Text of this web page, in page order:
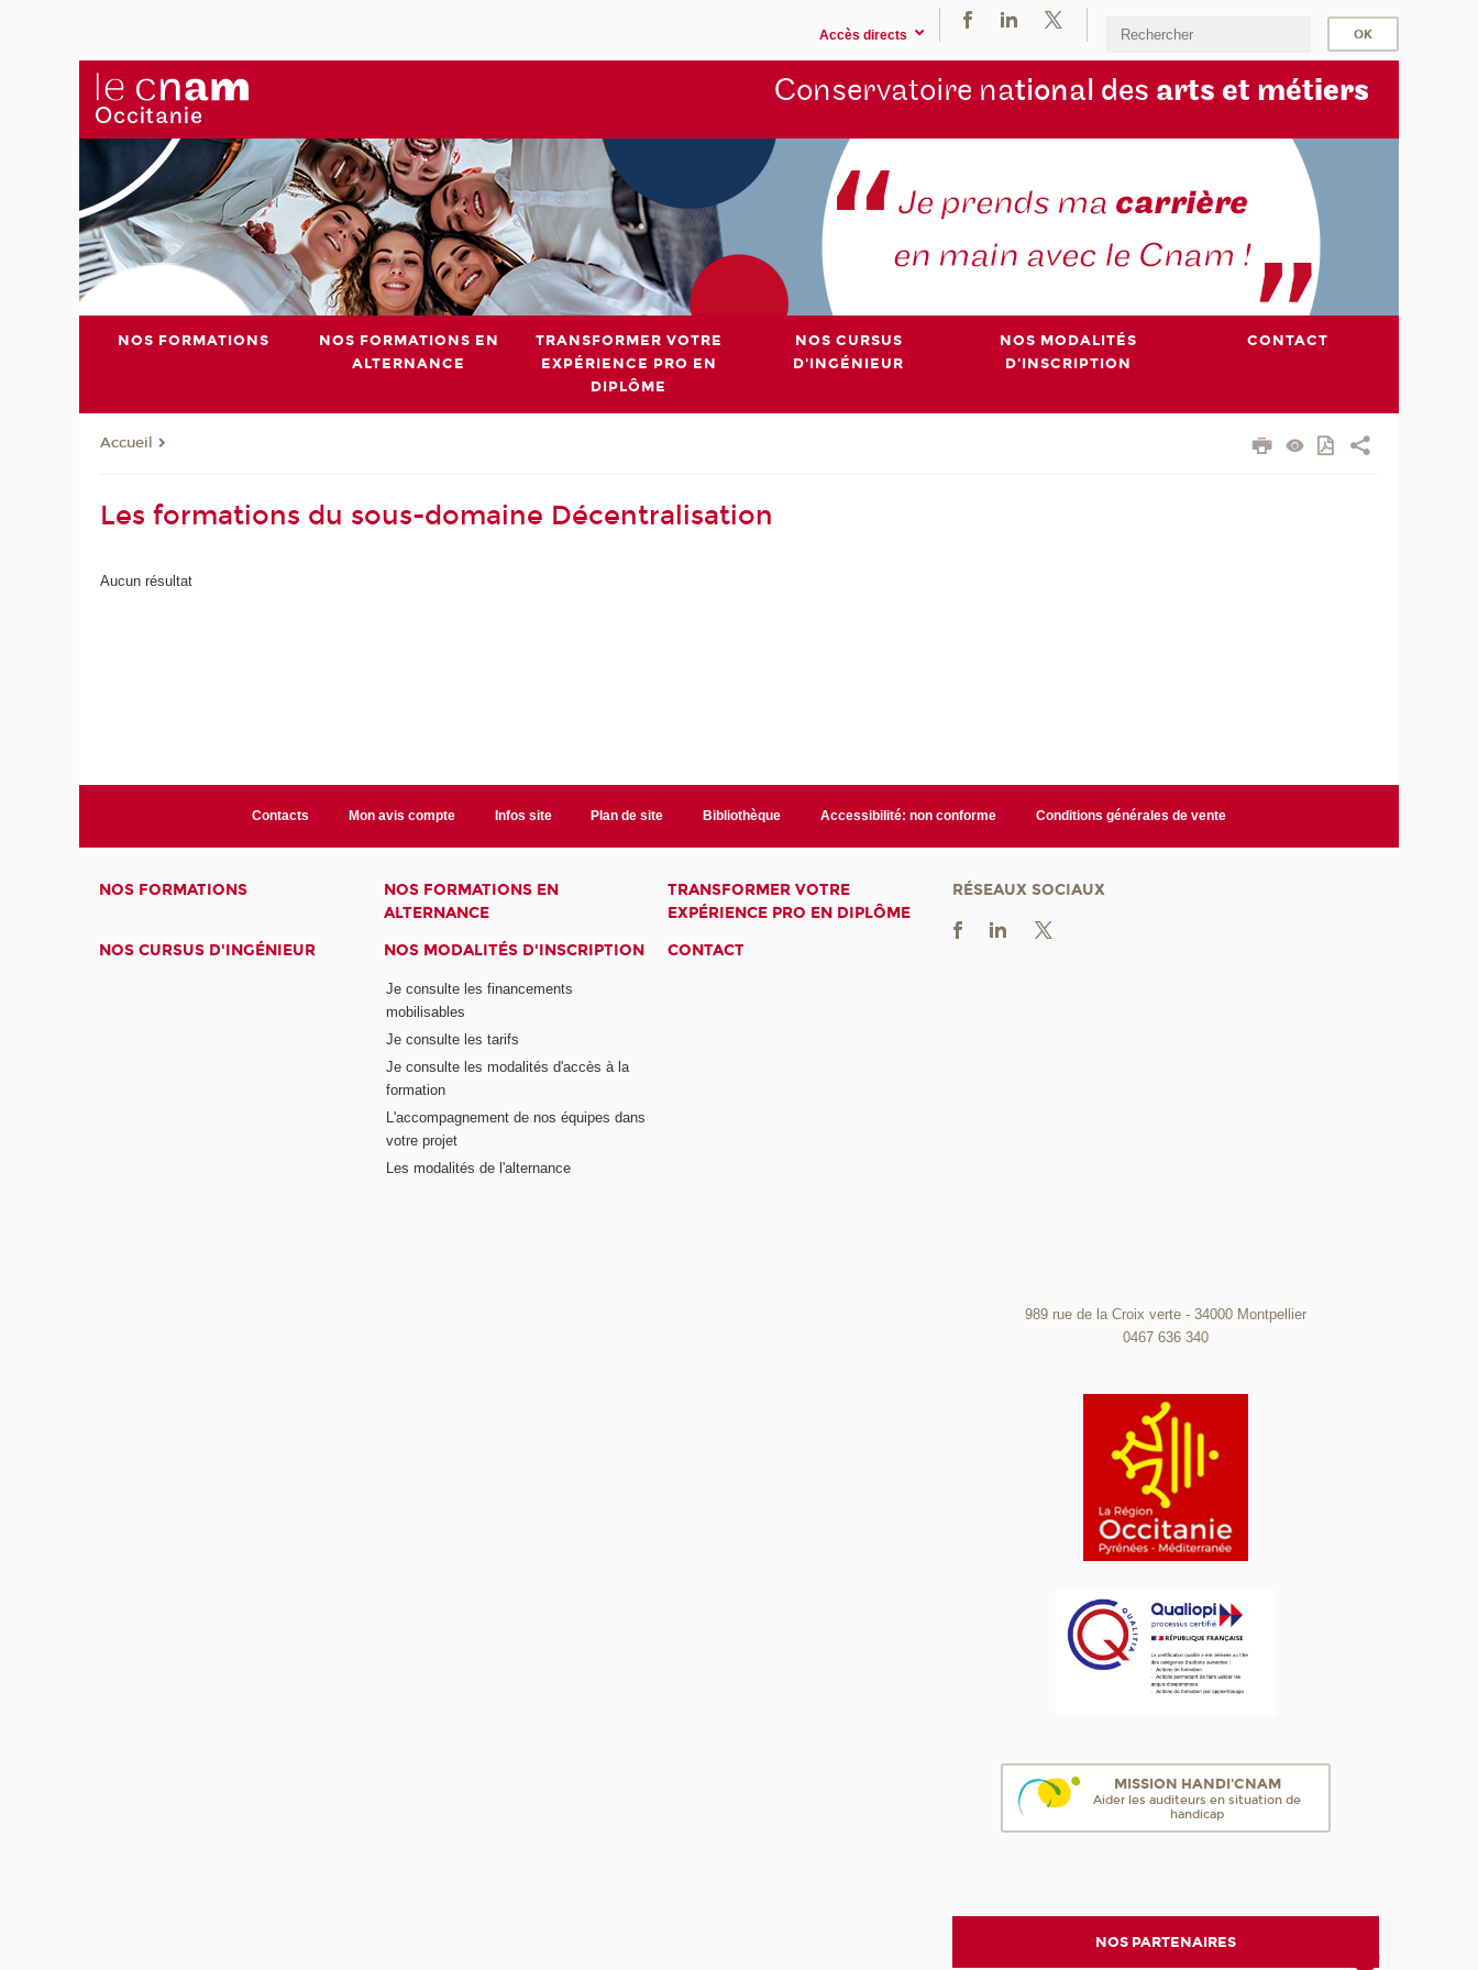
Accès directs
Conservatoire national des arts et métiers
NOS FORMATIONS
NOS FORMATIONS EN
ALTERNANCE
TRANSFORMER VOTRE
EXPÉRIENCE PRO EN
DIPLÔME
NOS CURSUS
D'INGÉNIEUR
NOS MODALITÉS
D'INSCRIPTION
CONTACT
Accueil
Les formations du sous-domaine Décentralisation
Aucun résultat
Contacts Mon avis compte Infos site Plan de site Bibliothèque Accessibilité: non conforme Conditions générales de vente
NOS FORMATIONS
NOS FORMATIONS EN
ALTERNANCE
TRANSFORMER VOTRE
EXPÉRIENCE PRO EN DIPLÔME
NOS CURSUS D'INGÉNIEUR
NOS MODALITÉS D'INSCRIPTION
Je consulte les financements
mobilisables
Je consulte les tarifs
Je consulte les modalités d'accès à la
formation
L'accompagnement de nos équipes dans
votre projet
Les modalités de l'alternance
CONTACT
RÉSEAUX SOCIAUX
989 rue de la Croix verte - 34000 Montpellier
0467 636 340
MISSION HANDI'CNAM
Aider les auditeurs en situation de
handicap
NOS PARTENAIRES